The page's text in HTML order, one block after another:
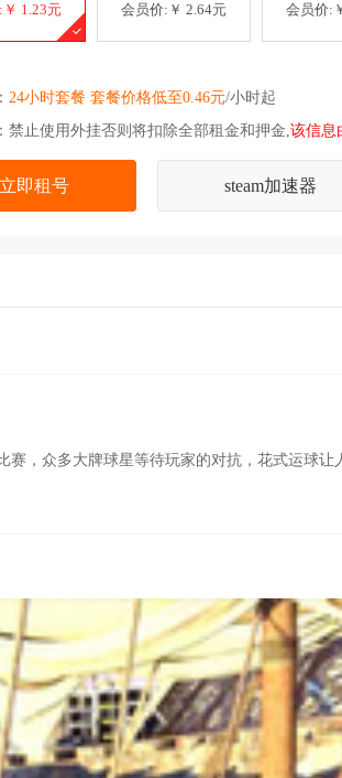
1.23元 会员价:￥ 2.64元 会员价:
24小时套餐 套餐价格低至0.46元/小时起
禁止使用外挂否则将扣除全部租金和押金,该信息
立即租号 steam加速器
赛，众多大牌球星等待玩家的对抗，花式运球